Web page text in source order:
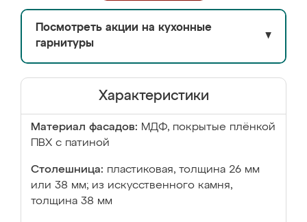
Посмотреть акции на кухонные
гарнитуры
▼
Характеристики
Материал фасадов: МДФ, покрытые плёнкой
ПВХ с патиной
Столешница: пластиковая, толщина 26 мм
или 38 мм; из искусственного камня,
толщина 38 мм